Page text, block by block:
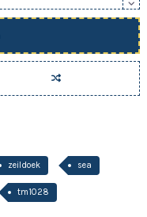
zeildoek sea
tm1028